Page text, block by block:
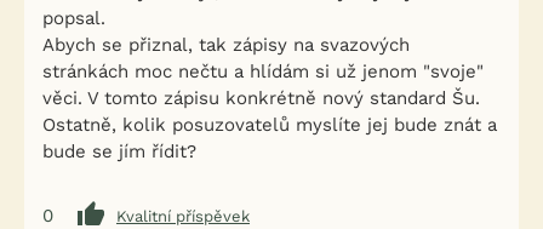
popsal.
Abych se přiznal, tak zápisy na svazových
stránkách moc nečtu a hlídám si už jenom "svoje"
věci. V tomto zápisu konkrétně nový standard Šu.
Ostatně, kolik posuzovatelů myslíte jej bude znát a
bude se jím řídit?
0
Kvalitní příspěvek